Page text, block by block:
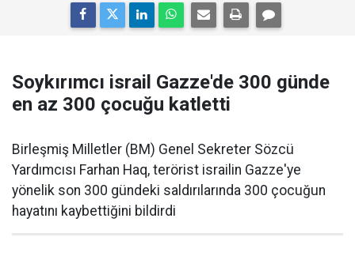
Soykırımcı israil Gazze'de 300 günde
en az 300 çocuğu katletti
Birleşmiş Milletler (BM) Genel Sekreter Sözcü
Yardımcısı Farhan Haq, terörist israilin Gazze'ye
yönelik son 300 gündeki saldırılarında 300 çocuğun
hayatını kaybettiğini bildirdi